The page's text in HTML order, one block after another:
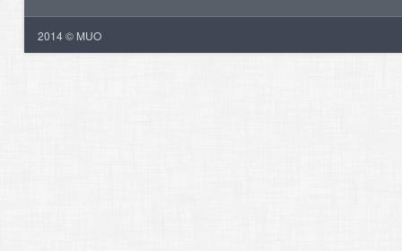
2014 © MUO